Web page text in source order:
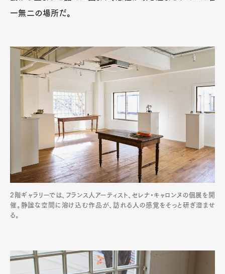
一無二の場所だ。
2階ギャラリーでは、フランス人アーティスト、セレナ・キャロンヌの個展を開
催。静謐な空間に溶け込む作品が、訪れる人の感覚をそっと研ぎ澄ませ
る。